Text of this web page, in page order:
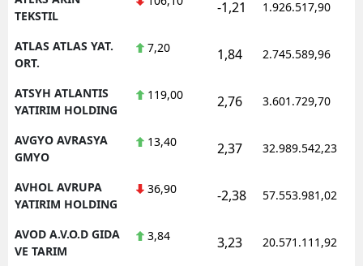
TEKSTIL
-1,21 1.926.517,90
ATLAS ATLAS YAT.
ORT.
7,20 1,84 2.745.589,96
ATSYH ATLANTIS
YATIRIM HOLDING
119,00 2,76 3.601.729,70
AVGYO AVRASYA
GMYO
13,40 2,37 32.989.542,23
AVHOL AVRUPA
YATIRIM HOLDING
36,90 -2,38 57.553.981,02
AVOD A.V.O.D GIDA
VE TARIM
3,84 3,23 20.571.111,92